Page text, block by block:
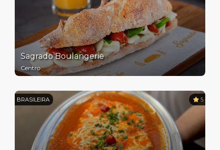
Sagrado Boulangerie
Centro
BRASILEIRA 5